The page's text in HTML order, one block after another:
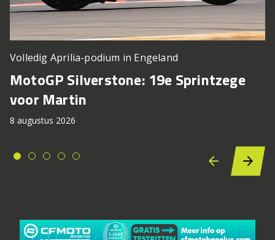
Volledig Aprilia-podium in Engeland
MotoGP Silverstone: 19e Sprintzege
voor Martin
8 augustus 2026